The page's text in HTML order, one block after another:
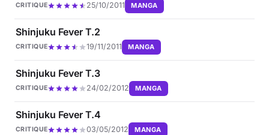
CRITIQUE 25/10/2011 MANGA
Shinjuku Fever T.2
CRITIQUE 19/11/2011 MANGA
Shinjuku Fever T.3
CRITIQUE 24/02/2012 MANGA
Shinjuku Fever T.4
CRITIQUE 03/05/2012 MANGA